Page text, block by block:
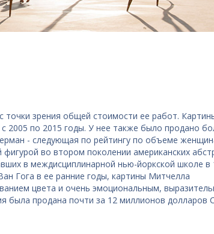
точки зрения общей стоимости ее работ.
по 2015 годы. У нее также было продано
- следующая по рейтингу по объеме
во втором поколении американских
в междисциплинарной нью-йоркской школе в
Гога в ее ранние годы, картины Митчелла
цвета и очень эмоциональным,
была продана почти за 12 миллионов